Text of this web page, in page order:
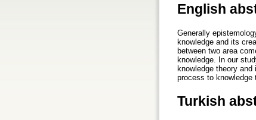
English
Generally
knowledge and its
between two area
knowledge. In our
knowledge theory
process to knowledge
Turkish